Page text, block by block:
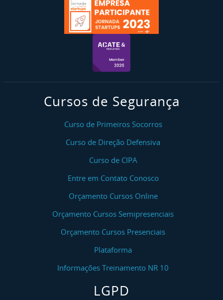
Cursos de Segurança
Curso de Primeiros Socorros
Curso de Direção Defensiva
Curso de CIPA
Entre em Contato Conosco
Orçamento Cursos Online
Orçamento Cursos Semipresenciais
Orçamento Cursos Presenciais
Plataforma
Informações Treinamento NR 10
LGPD